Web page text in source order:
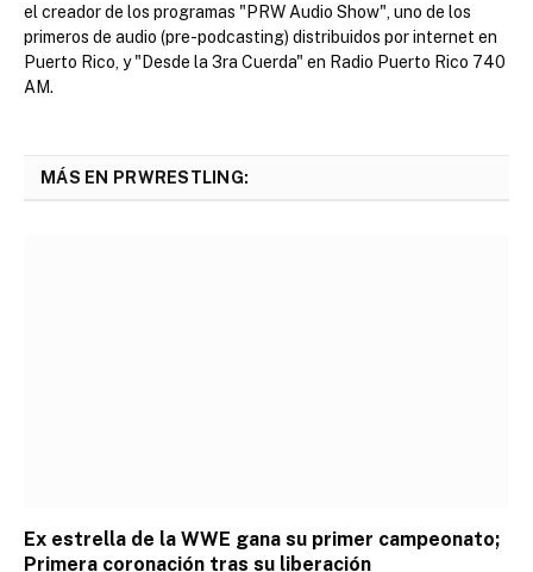
el creador de los programas "PRW Audio Show", uno de los
primeros de audio (pre-podcasting) distribuidos por internet en
Puerto Rico, y "Desde la 3ra Cuerda" en Radio Puerto Rico 740
AM.
MÁS EN PRWRESTLING:
Ex estrella de la WWE gana su primer campeonato;
Primera coronación tras su liberación